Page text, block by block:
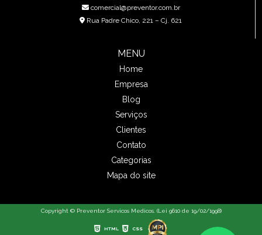
comercial@preventor.com.br
Rua Padre Chico, 221 – Cj. 621
MENU
Home
Empresa
Blog
Serviços
Clientes
Contato
Categorias
Mapa do site
Copyright © Preventor Servicos Medicos. (Lei 9610 de 19/02/1998)
HTML CSS